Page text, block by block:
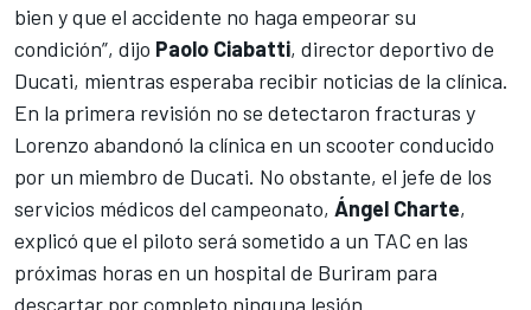
bien y que el accidente no haga empeorar su
condición”, dijo Paolo Ciabatti, director deportivo de
Ducati, mientras esperaba recibir noticias de la clínica.
En la primera revisión no se detectaron fracturas y
Lorenzo abandonó la clínica en un scooter conducido
por un miembro de Ducati. No obstante, el jefe de los
servicios médicos del campeonato, Ángel Charte,
explicó que el piloto será sometido a un TAC en las
próximas horas en un hospital de Buriram para
descartar por completo ninguna lesión.